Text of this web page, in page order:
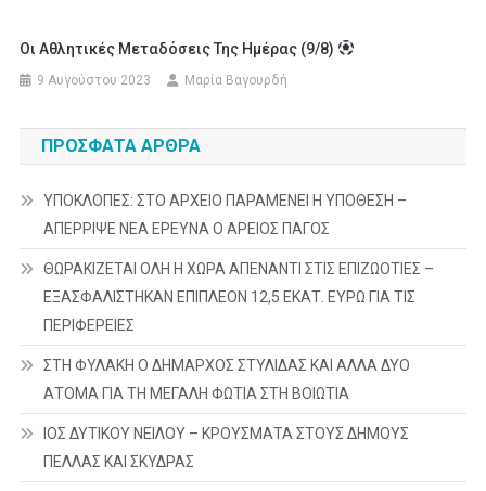
Οι Αθλητικές Μεταδόσεις Της Ημέρας (9/8)
9 Αυγούστου 2023 Μαρία Βαγουρδή
ΠΡΌΣΦΑΤΑ ΆΡΘΡΑ
ΥΠΟΚΛΟΠΕΣ: ΣΤΟ ΑΡΧΕΙΟ ΠΑΡΑΜΕΝΕΙ Η ΥΠΟΘΕΣΗ –
ΑΠΕΡΡΙΨΕ ΝΕΑ ΕΡΕΥΝΑ Ο ΑΡΕΙΟΣ ΠΑΓΟΣ
ΘΩΡΑΚΙΖΕΤΑΙ ΟΛΗ Η ΧΩΡΑ ΑΠΕΝΑΝΤΙ ΣΤΙΣ ΕΠΙΖΩΟΤΙΕΣ –
ΕΞΑΣΦΑΛΙΣΤΗΚΑΝ ΕΠΙΠΛΕΟΝ 12,5 ΕΚΑΤ. ΕΥΡΩ ΓΙΑ ΤΙΣ
ΠΕΡΙΦΕΡΕΙΕΣ
ΣΤΗ ΦΥΛΑΚΗ Ο ΔΗΜΑΡΧΟΣ ΣΤΥΛΙΔΑΣ ΚΑΙ ΑΛΛΑ ΔΥΟ
ΑΤΟΜΑ ΓΙΑ ΤΗ ΜΕΓΑΛΗ ΦΩΤΙΑ ΣΤΗ ΒΟΙΩΤΙΑ
ΙΟΣ ΔΥΤΙΚΟΥ ΝΕΙΛΟΥ – ΚΡΟΥΣΜΑΤΑ ΣΤΟΥΣ ΔΗΜΟΥΣ
ΠΕΛΛΑΣ ΚΑΙ ΣΚΥΔΡΑΣ